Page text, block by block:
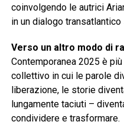
coinvolgendo le autrici
in un dialogo
Verso un altro modo di
Contemporanea 2025 è
collettivo in cui le parole
liberazione, le storie
lungamente taciuti –
condividere e trasformare.